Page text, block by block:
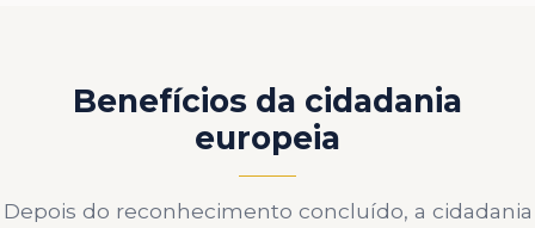
Benefícios da cidadania
europeia
Depois do reconhecimento concluído, a cidadania